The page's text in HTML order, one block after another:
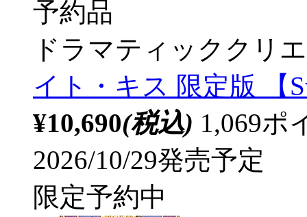
予約品
ドラマティッククリ
イト・キス 限定版 【
¥10,690(税込) 1,069ポ
2026/10/29発売予定
限定予約中